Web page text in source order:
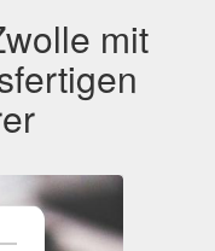
mit